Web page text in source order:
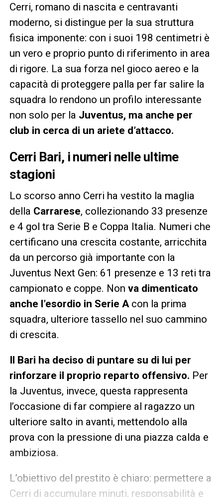
Cerri, romano di nascita e centravanti
moderno, si distingue per la sua struttura
fisica imponente: con i suoi 198 centimetri è
un vero e proprio punto di riferimento in area
di rigore. La sua forza nel gioco aereo e la
capacità di proteggere palla per far salire la
squadra lo rendono un profilo interessante
non solo per la Juventus, ma anche per
club in cerca di un ariete d’attacco.
Cerri Bari, i numeri nelle ultime
stagioni
Lo scorso anno Cerri ha vestito la maglia
della Carrarese, collezionando 33 presenze
e 4 gol tra Serie B e Coppa Italia. Numeri che
certificano una crescita costante, arricchita
da un percorso già importante con la
Juventus Next Gen: 61 presenze e 13 reti tra
campionato e coppe. Non va dimenticato
anche l’esordio in Serie Acon la prima
squadra, ulteriore tassello nel suo cammino
di crescita.
Il Bari ha deciso di puntare su di lui per
rinforzare il proprio reparto offensivo. Per
la Juventus, invece, questa rappresenta
l’occasione di far compiere al ragazzo un
ulteriore salto in avanti, mettendolo alla
prova con la pressione di una piazza calda e
ambiziosa.
L’obiettivo del prestito è chiaro: permettere a
Cerri di accumulare minuti, responsabilità e